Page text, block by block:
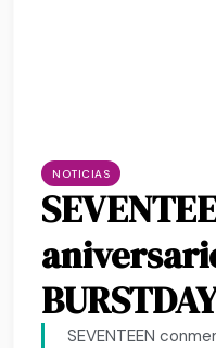
NOTICIAS
SEVENTEEN